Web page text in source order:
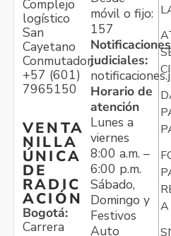
Complejo
logístico
San
Cayetano
Conmutador:
+57 (601)
7965150
VENTA
NILLA
ÚNICA
DE
RADIC
ACIÓN
Bogotá:
Carrera
móvil o fijo:
157
Notificaciones
judiciales:
Horario de
atención
Lunes a
viernes
8:00 a.m. –
6:00 p.m.
Sábado,
Domingo y
Festivos
Auto
A